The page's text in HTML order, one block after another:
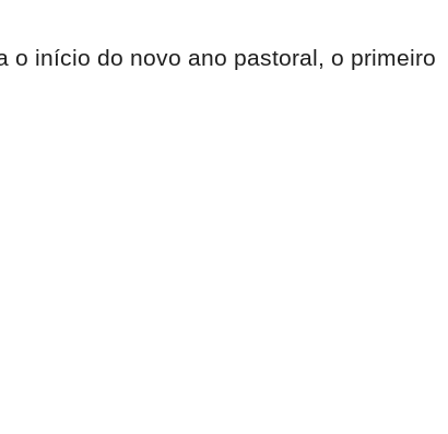
o início do novo ano pastoral, o primeiro